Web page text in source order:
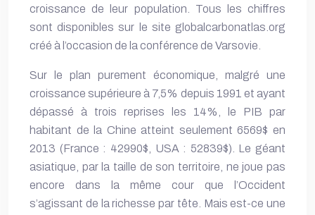
croissance de leur population. Tous les chiffres
sont disponibles sur le site globalcarbonatlas.org
créé à l’occasion de la conférence de Varsovie.
Sur le plan purement économique, malgré une
croissance supérieure à 7,5% depuis 1991 et ayant
dépassé à trois reprises les 14%, le PIB par
habitant de la Chine atteint seulement 6569$ en
2013 (France : 42990$, USA : 52839$). Le géant
asiatique, par la taille de son territoire, ne joue pas
encore dans la même cour que l’Occident
s’agissant de la richesse par tête. Mais est-ce une